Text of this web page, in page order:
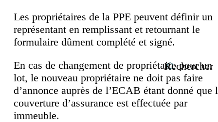
Rechercher
Les propriétaires de la PPE peuvent définir un
représentant en remplissant et retournant le
formulaire dûment complété et signé.
En cas de changement de propriétaire pour un
lot, le nouveau propriétaire ne doit pas faire
d’annonce auprès de l’ECAB étant donné que
couverture d’assurance est effectuée par
immeuble.